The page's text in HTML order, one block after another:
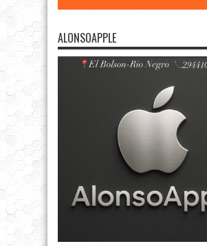
ALONSOAPPLE